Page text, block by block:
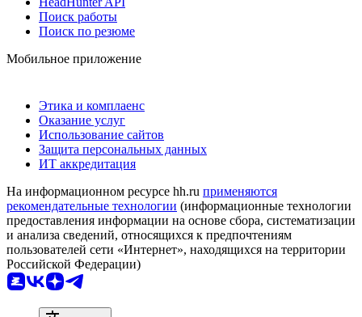
Поиск работы
Поиск по резюме
Мобильное приложение
Этика и комплаенс
Оказание услуг
Использование сайтов
Защита персональных данных
ИТ аккредитация
На информационном ресурсе hh.ru применяются
рекомендательные технологии (информационные технологии
предоставления информации на основе сбора, систематизации
и анализа сведений, относящихся к предпочтениям
пользователей сети «Интернет», находящихся на территории
Российской Федерации)